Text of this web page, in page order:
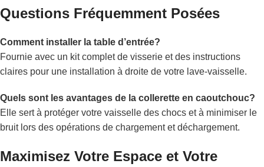
Questions Fréquemment Posées
Comment installer la table d’entrée?
Fournie avec un kit complet de visserie et des instructions
claires pour une installation à droite de votre lave-vaisselle.
Quels sont les avantages de la collerette en caoutchouc?
Elle sert à protéger votre vaisselle des chocs et à minimiser le
bruit lors des opérations de chargement et déchargement.
Maximisez Votre Espace et Votre